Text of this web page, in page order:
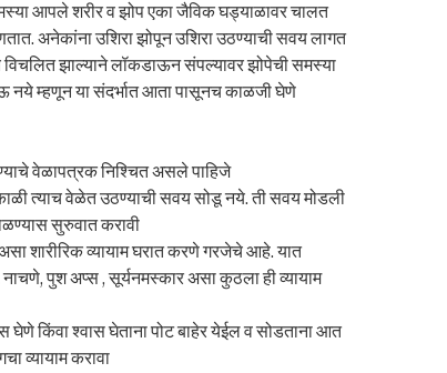
आपले शरीर व झोप एका जैविक घड्याळावर चालत
अनेकांना उशिरा झोपून उशिरा उठण्याची सवय लागत
झाल्याने लॉकडाऊन संपल्यावर झोपेची समस्या
नये म्हणून या संदर्भात आता पासूनच काळजी घेणे
वेळापत्रक निश्चित असले पाहिजे
त्याच वेळेत उठण्याची सवय सोडू नये. ती सवय मोडली
सुरुवात करावी
शारीरिक व्यायाम घरात करणे गरजेचे आहे. यात
नाचणे, पुश अप्स , सूर्यनमस्कार असा कुठला ही व्यायाम
घेणे किंवा श्वास घेताना पोट बाहेर येईल व सोडताना आत
व्यायाम करावा